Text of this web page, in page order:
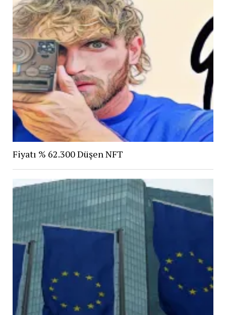
Fiyatı % 62.300 Düşen NFT